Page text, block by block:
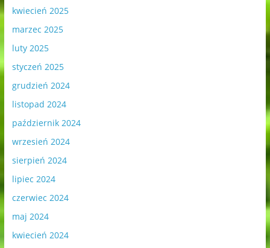
kwiecień 2025
marzec 2025
luty 2025
styczeń 2025
grudzień 2024
listopad 2024
październik 2024
wrzesień 2024
sierpień 2024
lipiec 2024
czerwiec 2024
maj 2024
kwiecień 2024